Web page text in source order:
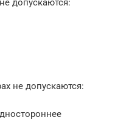
допускаются:
не допускаются: